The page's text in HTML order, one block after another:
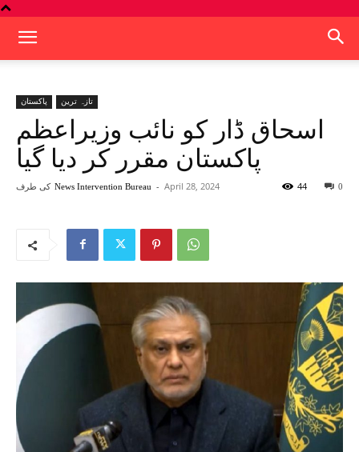
پاکستان تازہ ترین
اسحاق ڈار کو نائب وزیراعظم
پاکستان مقرر کر دیا گیا
کی طرف News Intervention Bureau - April 28, 2024 0
44